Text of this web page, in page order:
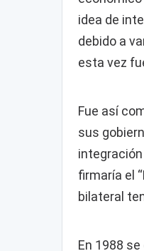
idea de
debido a
esta vez
Fue así
sus
integración
firmaría el
bilateral
En 1988